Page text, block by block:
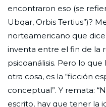
encontraron eso (se
Ubqar, Orbis Tertius”)?
norteamericano que
inventa entre el fin de la
psicoanálisis. Pero lo
otra cosa, es la “ficción
conceptual”. Y remata:
escrito, hay que tener la